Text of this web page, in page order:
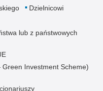
Dzielnicowi
lub z państwowych
Investment Scheme)